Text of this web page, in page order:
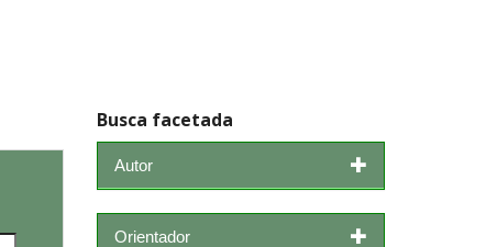
Busca facetada
Autor
Orientador